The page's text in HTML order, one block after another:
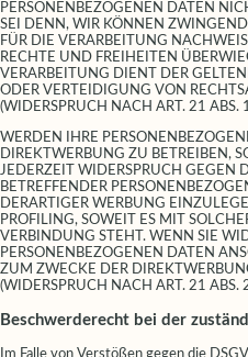
PERSONENBEZOGENEN DATEN
SEI DENN, WIR KÖNNEN
FÜR DIE VERARBEITUNG
RECHTE UND FREIHEITEN
VERARBEITUNG DIENT DER
ODER VERTEIDIGUNG VON
(WIDERSPRUCH NACH ART. 21 ABS.
WERDEN IHRE
DIREKTWERBUNG ZU BETREIBEN,
JEDERZEIT WIDERSPRUCH GEGEN
BETREFFENDER
DERARTIGER WERBUNG
PROFILING, SOWEIT ES MIT
VERBINDUNG STEHT. WENN SIE
PERSONENBEZOGENEN DATEN
ZUM ZWECKE DER
(WIDERSPRUCH NACH ART. 21 ABS.
Beschwerderecht bei der
Im Falle von Verstößen gegen die